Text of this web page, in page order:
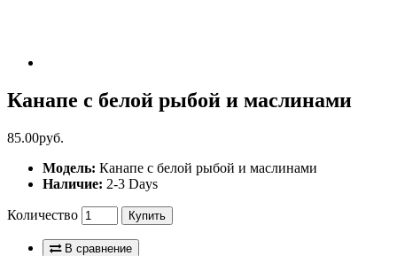
Канапе с белой рыбой и маслинами
85.00руб.
Модель: Канапе с белой рыбой и маслинами
Наличие: 2-3 Days
Количество Купить
В сравнение